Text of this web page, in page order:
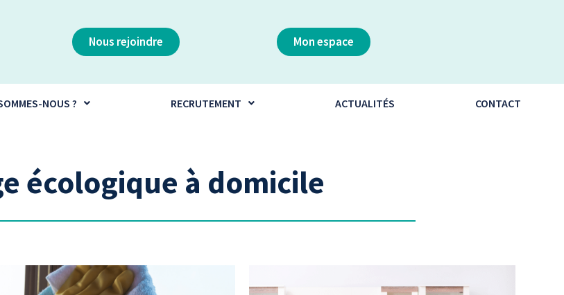
Nous rejoindre Mon espace
NOUS ? RECRUTEMENT ACTUALITÉS CONTACT
écologique à domicile